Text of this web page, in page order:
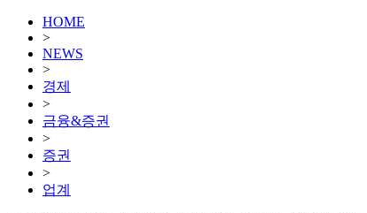
HOME
>
NEWS
>
경제
>
금융&증권
>
증권
>
업계